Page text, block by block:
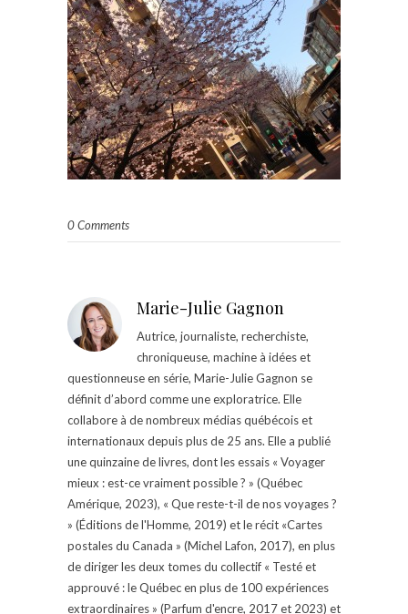
0 Comments
Marie-Julie Gagnon
Autrice, journaliste, recherchiste,
chroniqueuse, machine à idées et
questionneuse en série, Marie-Julie Gagnon se
définit d’abord comme une exploratrice. Elle
collabore à de nombreux médias québécois et
internationaux depuis plus de 25 ans. Elle a publié
une quinzaine de livres, dont les essais « Voyager
mieux : est-ce vraiment possible ? » (Québec
Amérique, 2023), « Que reste-t-il de nos voyages ?
» (Éditions de l'Homme, 2019) et le récit «Cartes
postales du Canada » (Michel Lafon, 2017), en plus
de diriger les deux tomes du collectif « Testé et
approuvé : le Québec en plus de 100 expériences
extraordinaires » (Parfum d'encre, 2017 et 2023) et